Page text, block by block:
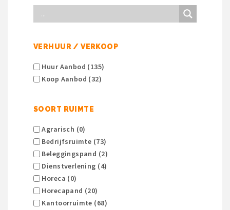
VERHUUR / VERKOOP
Huur Aanbod (135)
Koop Aanbod (32)
SOORT RUIMTE
Agrarisch (0)
Bedrijfsruimte (73)
Beleggingspand (2)
Dienstverlening (4)
Horeca (0)
Horecapand (20)
Kantoorruimte (68)